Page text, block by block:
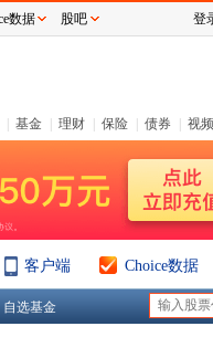
基金 理财 保险 债券 视频
客户端 Choice数据
自选基金
数据 股吧 登